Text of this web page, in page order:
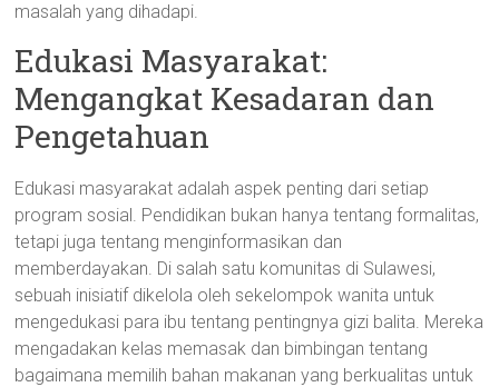
masalah yang dihadapi.
Edukasi Masyarakat:
Mengangkat Kesadaran dan
Pengetahuan
Edukasi masyarakat adalah aspek penting dari setiap
program sosial. Pendidikan bukan hanya tentang formalitas,
tetapi juga tentang menginformasikan dan
memberdayakan. Di salah satu komunitas di Sulawesi,
sebuah inisiatif dikelola oleh sekelompok wanita untuk
mengedukasi para ibu tentang pentingnya gizi balita. Mereka
mengadakan kelas memasak dan bimbingan tentang
bagaimana memilih bahan makanan yang berkualitas untuk